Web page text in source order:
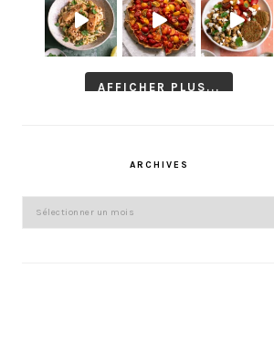
AFFICHER PLUS...
ARCHIVES
Archives